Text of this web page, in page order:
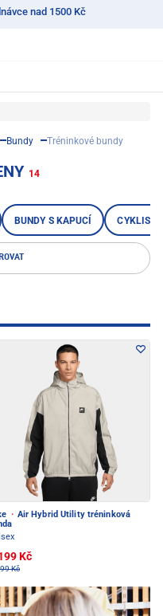
nad 1500 Kč
Bundy Tréninkové bundy
14
BUNDY S KAPUCÍ
· Air Hybrid Utility tréninková
Kč
Kč